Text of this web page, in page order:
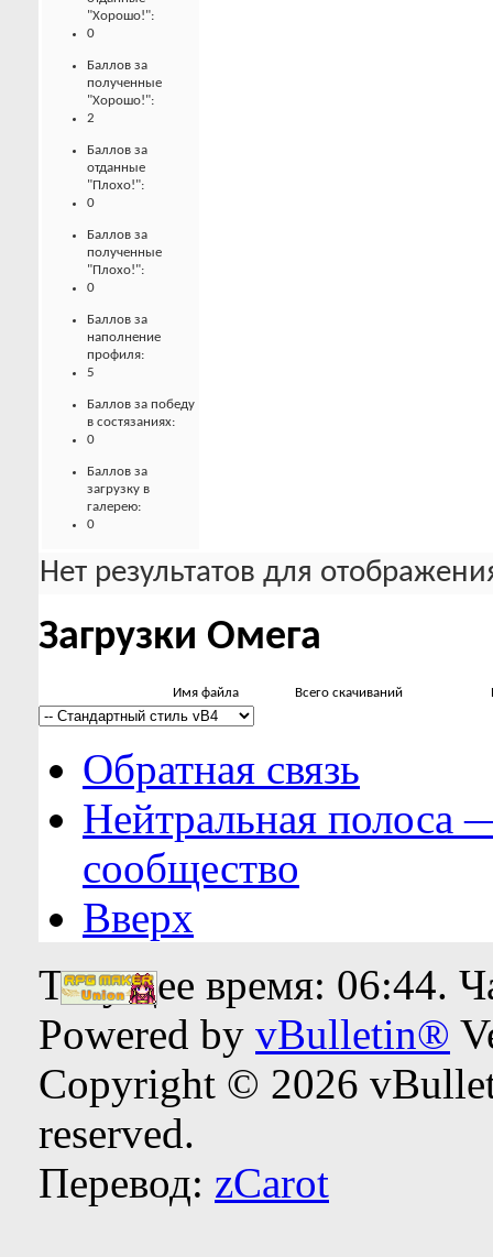
"Хорошо!":
0
Баллов за
полученные
"Хорошо!":
2
Баллов за
отданные
"Плохо!":
0
Баллов за
полученные
"Плохо!":
0
Баллов за
наполнение
профиля:
5
Баллов за победу
в состязаниях:
0
Баллов за
загрузку в
галерею:
0
Нет результатов для
Загрузки Омега
Имя файла Всего скачиваний
Обратная связь
Нейтральная полоса
сообщество
Вверх
Текущее время: 06:44.
Powered by vBulletin®
Copyright © 2026
reserved.
Перевод: zCarot